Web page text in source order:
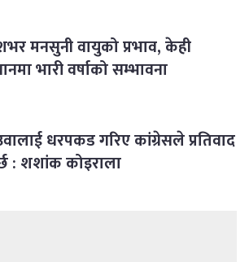
मनसुनी वायुको प्रभाव, केही
भारी वर्षाको सम्भावना
धरपकड गरिए कांग्रेसले प्रतिवाद
: शशांक कोइराला